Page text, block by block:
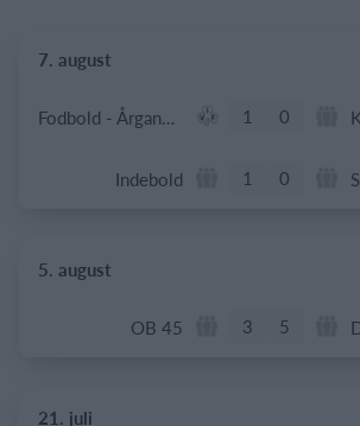
7. august
Fodbold - Årgang 2014 1 0
Indebold 1 0
5. august
OB 45 3 5
21. juli